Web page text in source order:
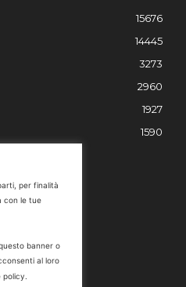
15676
14445
3273
2960
1927
1590
per finalità
con le tue
banner o
al loro